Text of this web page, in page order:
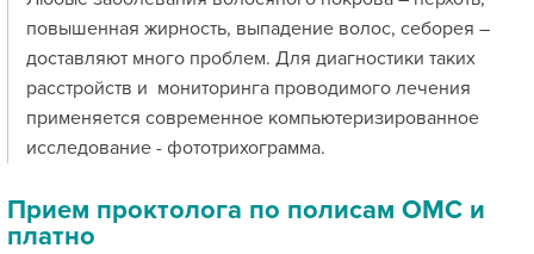
повышенная жирность, выпадение волос, себорея –
доставляют много проблем. Для диагностики таких
расстройств и мониторинга проводимого лечения
применяется современное компьютеризированное
исследование - фототрихограмма.
Прием проктолога по полисам ОМС и
платно